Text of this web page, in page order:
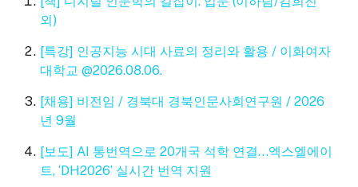
외)
[특강] 인공지능 시대 사료의 정리와 활용 / 이화여자
대학교 @2026.08.06.
[채용] 비전임 / 경북대 경북인문사회연구원 / 2026
년 9월
[보도] AI 통번역으로 20개국 석학 연결…엑스엘에이
트, ‘DH2026’ 실시간 번역 지원